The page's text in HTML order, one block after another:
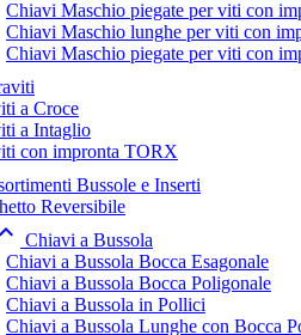
Chiavi Maschio piegate per viti con
Chiavi Maschio lunghe per viti con
Chiavi Maschio piegate per viti con
a Croce
a Intaglio
con impronta TORX
Bussole e Inserti
Reversibile
 Chiavi a Bussola
Chiavi a Bussola Bocca Esagonale
Chiavi a Bussola Bocca Poligonale
Chiavi a Bussola in Pollici
Chiavi a Bussola Lunghe con Bocca